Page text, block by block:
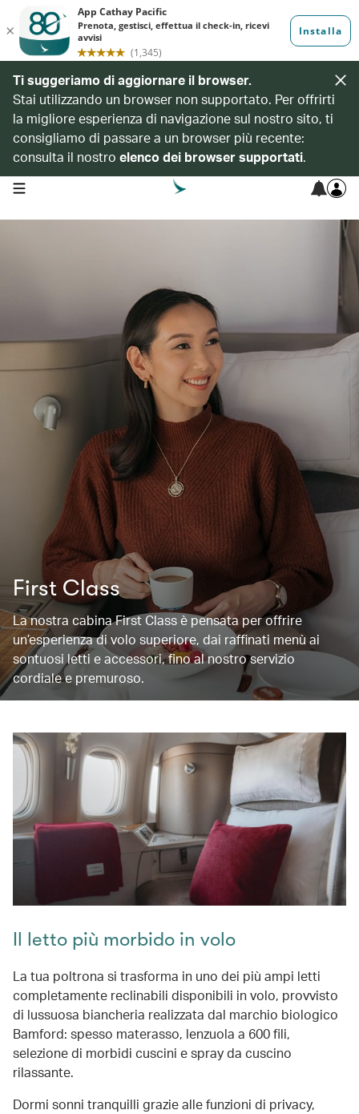
Ti suggeriamo di aggiornare il browser.
Stai utilizzando un browser non supportato. Per offrirti
la migliore esperienza di navigazione sul nostro sito, ti
consigliamo di passare a un browser più recente:
consulta il nostro elenco dei browser supportati.
open navigation menu
First Class
La nostra cabina First Class è pensata per offrire
un’esperienza di volo superiore, dai raffinati menù ai
sontuosi letti e accessori, fino al nostro servizio
cordiale e premuroso.
Il letto più morbido in volo
La tua poltrona si trasforma in uno dei più ampi letti
completamente reclinabili disponibili in volo, provvisto
di lussuosa biancheria realizzata dal marchio biologico
Bamford: spesso materasso, lenzuola a 600 fili,
selezione di morbidi cuscini e spray da cuscino
rilassante.
Dormi sonni tranquilli grazie alle funzioni di privacy,